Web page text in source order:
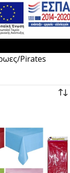
Pirates